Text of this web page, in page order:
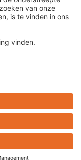
Contact